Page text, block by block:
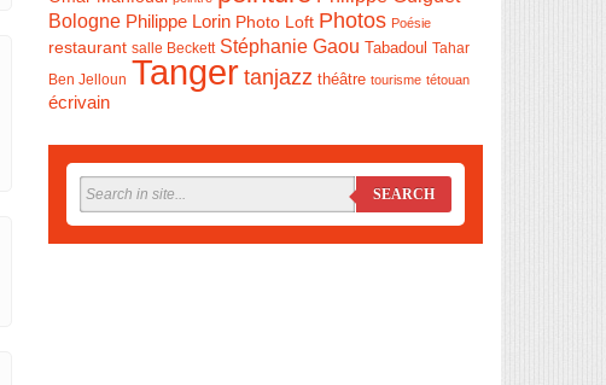
Bologne Philippe Lorin Photo Loft Photos Poésie
restaurant salle Beckett Stéphanie Gaou Tabadoul Tahar
Ben Jelloun Tanger tanjazz théâtre tourisme tétouan
écrivain
SEARCH